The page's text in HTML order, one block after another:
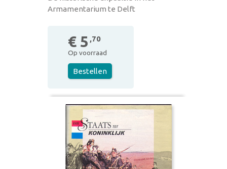
Armamentarium te Delft
€ 5 ,70
Op voorraad
Bestellen